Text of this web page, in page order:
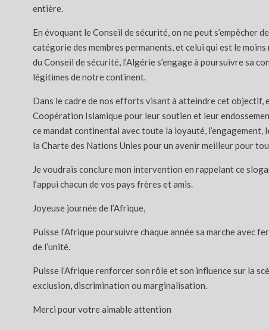
entière.
En évoquant le Conseil de sécurité, on ne peut s’empêcher
catégorie des membres permanents, et celui qui est le
du Conseil de sécurité, l’Algérie s’engage à poursuivre sa
légitimes de notre continent.
Dans le cadre de nos efforts visant à atteindre cet objectif,
Coopération Islamique pour leur soutien et leur
ce mandat continental avec toute la loyauté,
la Charte des Nations Unies pour un avenir meilleur pour
Je voudrais conclure mon intervention en rappelant ce
l’appui chacun de vos pays frères et amis.
Joyeuse journée de l’Afrique,
Puisse l’Afrique poursuivre chaque année sa marche avec
de l’unité.
Puisse l’Afrique renforcer son rôle et son influence sur la
exclusion, discrimination ou marginalisation.
Merci pour votre aimable attention